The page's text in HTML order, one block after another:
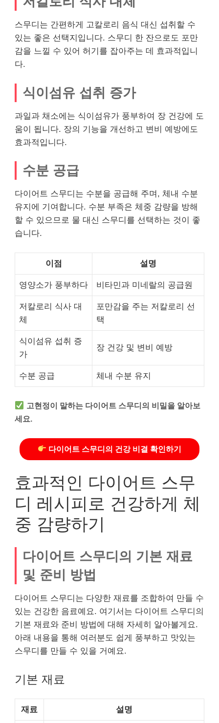
스무디는 간편하게 고칼로리 음식 대신 섭취할 수
있는 좋은 선택지입니다. 스무디 한 잔으로도 포만
감을 느낄 수 있어 허기를 잡아주는 데 효과적입니
다.
식이섬유 섭취 증가
과일과 채소에는 식이섬유가 풍부하여 장 건강에 도
움이 됩니다. 장의 기능을 개선하고 변비 예방에도
효과적입니다.
수분 공급
다이어트 스무디는 수분을 공급해 주며, 체내 수분
유지에 기여합니다. 수분 부족은 체중 감량을 방해
할 수 있으므로 물 대신 스무디를 선택하는 것이 좋
습니다.
이점 설명
영양소가 풍부하다 비타민과 미네랄의 공급원
저칼로리 식사 대
체
포만감을 주는 저칼로리 선
택
식이섬유 섭취 증
가
장 건강 및 변비 예방
수분 공급 체내 수분 유지
고현정이 말하는 다이어트 스무디의 비밀을 알아보
세요.
다이어트 스무디의 건강 비결 확인하기
효과적인 다이어트 스무
디 레시피로 건강하게 체
중 감량하기
다이어트 스무디의 기본 재료
및 준비 방법
다이어트 스무디는 다양한 재료를 조합하여 만들 수
있는 건강한 음료예요. 여기서는 다이어트 스무디의
기본 재료와 준비 방법에 대해 자세히 알아볼게요.
아래 내용을 통해 여러분도 쉽게 풍부하고 맛있는
스무디를 만들 수 있을 거예요.
기본 재료
재료 설명